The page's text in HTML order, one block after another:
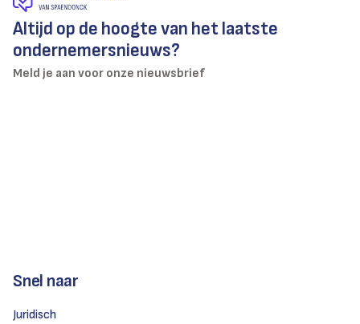
Altijd op de hoogte van het laatste
ondernemersnieuws?
Meld je aan voor onze nieuwsbrief
Snel naar
Juridisch